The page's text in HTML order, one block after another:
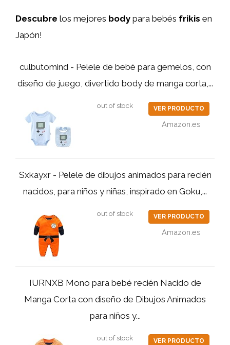
Descubre los mejores body para bebés frikis en
Japón!
culbutomind - Pelele de bebé para gemelos, con
diseño de juego, divertido body de manga corta,...
out of stock VER PRODUCTO
Amazon.es
Sxkayxr - Pelele de dibujos animados para recién
nacidos, para niños y niñas, inspirado en Goku,...
out of stock VER PRODUCTO
Amazon.es
IURNXB Mono para bebé recién Nacido de
Manga Corta con diseño de Dibujos Animados
para niños y...
out of stock VER PRODUCTO